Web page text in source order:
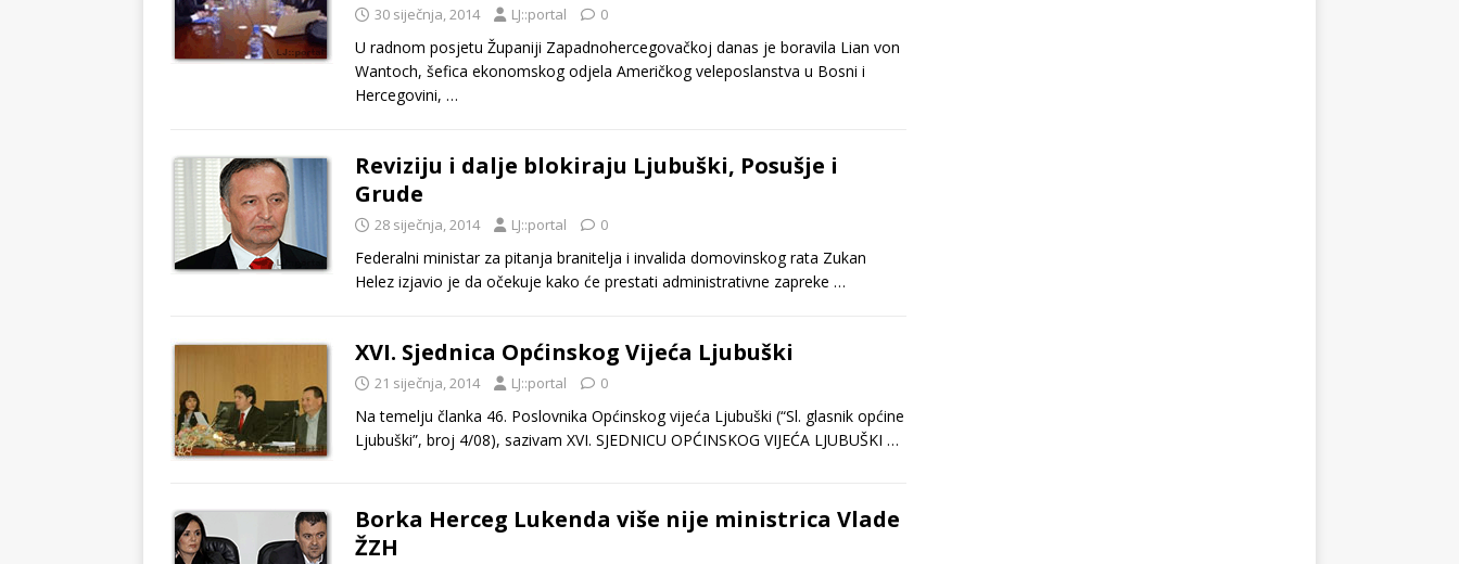
30 siječnja, 2014 LJ::portal 0
U radnom posjetu Županiji Zapadnohercegovačkoj danas je boravila Lian von
Wantoch, šefica ekonomskog odjela Američkog veleposlanstva u Bosni i
Hercegovini, …
Reviziju i dalje blokiraju Ljubuški, Posušje i
Grude
28 siječnja, 2014 LJ::portal 0
Federalni ministar za pitanja branitelja i invalida domovinskog rata Zukan
Helez izjavio je da očekuje kako će prestati administrativne zapreke …
XVI. Sjednica Općinskog Vijeća Ljubuški
21 siječnja, 2014 LJ::portal 0
Na temelju članka 46. Poslovnika Općinskog vijeća Ljubuški (“Sl. glasnik općine
Ljubuški”, broj 4/08), sazivam XVI. SJEDNICU OPĆINSKOG VIJEĆA LJUBUŠKI …
Borka Herceg Lukenda više nije ministrica Vlade
ŽZH